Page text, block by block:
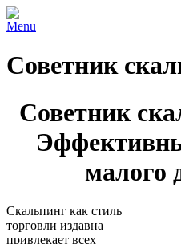
Menu
Советник
Советник
малого
Скальпинг как стиль
торговли издавна
привлекает всех